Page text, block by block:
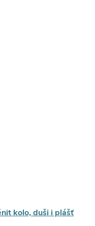
kolo, duši i plášť